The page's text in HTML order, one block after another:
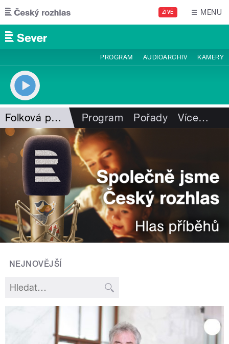
Přejít k hlavnímu obsahu
ŽIVĚ MENU
PROGRAM AUDIOARCHIV KAMERY
Folková pohlazení Program Pořady Více…
NEJNOVĚJŠÍ